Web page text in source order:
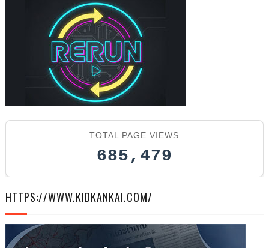
202
TOTAL PAGE VIEWS
685,479
HTTPS://WWW.KIDKANKAI.COM/